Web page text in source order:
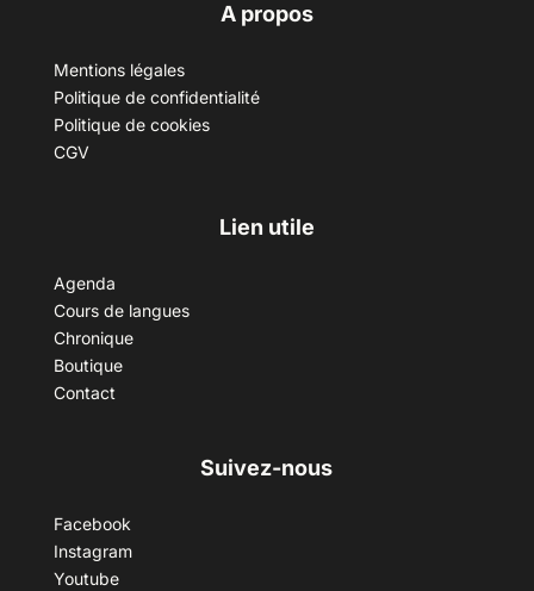
A propos
Mentions légales
Politique de confidentialité
Politique de cookies
CGV
Lien utile
Agenda
Cours de langues
Chronique
Boutique
Contact
Suivez-nous
Facebook
Instagram
Youtube